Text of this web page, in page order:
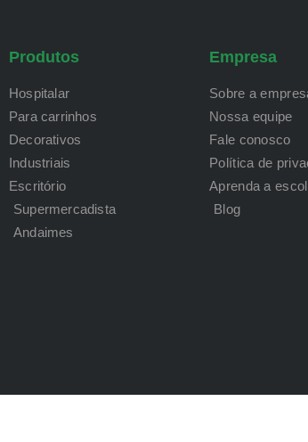
Produtos
Hospitalar
Para carrinhos
Decorativos
Industriais
Escritório
Supermercadista
Andaimes
Empresa
Sobre a
Nossa equipe
Fale conosco
Política de
Aprenda a
Blog